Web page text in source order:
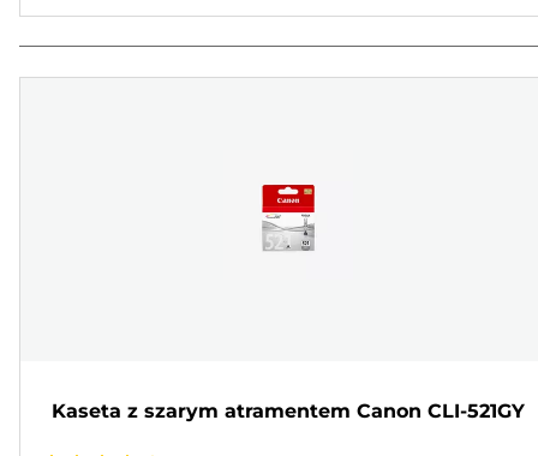
Kaseta z szarym atramentem Canon CLI-521GY